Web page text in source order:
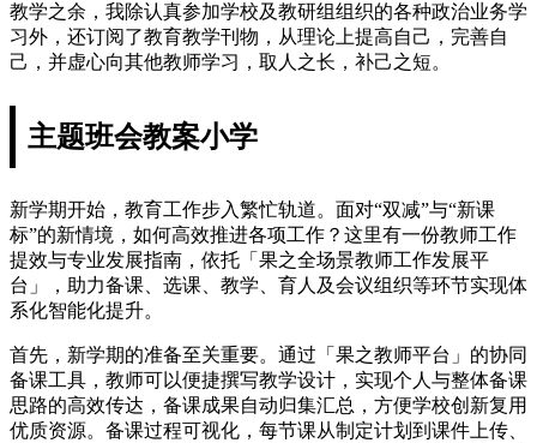
教学之余，我除认真参加学校及教研组组织的各种政治业务学
习外，还订阅了教育教学刊物，从理论上提高自己，完善自
己，并虚心向其他教师学习，取人之长，补己之短。
主题班会教案小学
新学期开始，教育工作步入繁忙轨道。面对“双减”与“新课
标”的新情境，如何高效推进各项工作？这里有一份教师工作
提效与专业发展指南，依托「果之全场景教师工作发展平
台」，助力备课、选课、教学、育人及会议组织等环节实现体
系化智能化提升。
首先，新学期的准备至关重要。通过「果之教师平台」的协同
备课工具，教师可以便捷撰写教学设计，实现个人与整体备课
思路的高效传达，备课成果自动归集汇总，方便学校创新复用
优质资源。备课过程可视化，每节课从制定计划到课件上传、